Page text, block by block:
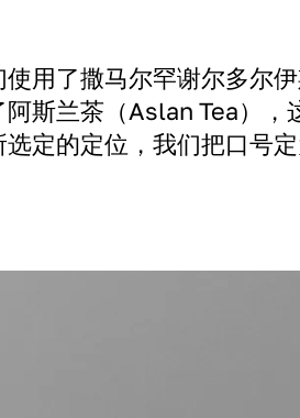
用了撒马尔罕谢尔多尔
斯兰茶（Aslan Tea），
定的定位，我们把口号